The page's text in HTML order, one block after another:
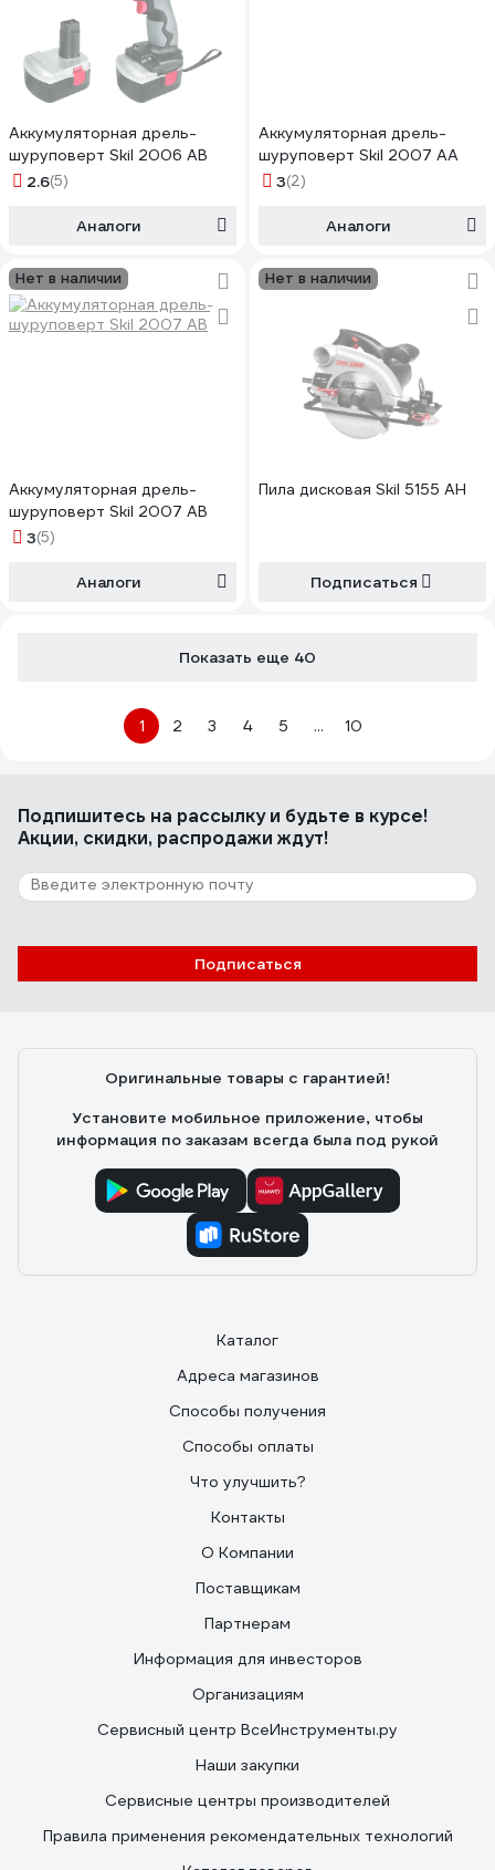
Аккумуляторная дрель-
шуруповерт Skil 2006 AB
2.6(5)
Аналоги
Аккумуляторная дрель-
шуруповерт Skil 2007 AA
3(2)
Аналоги
Нет в наличии
Аккумуляторная дрель-
шуруповерт Skil 2007 AB
3(5)
Аналоги
Нет в наличии
Пила дисковая Skil 5155 AH
Подписаться
Показать еще 40
1 2 3 4 5 ... 10
Подпишитесь на рассылкуи будьте в курсе!
Акции, скидки, распродажи ждут!
Подписаться
Оригинальные товары с гарантией!
Установите мобильное приложение, чтобы
информация по заказам всегда была под рукой
Каталог
Адреса магазинов
Способы получения
Способы оплаты
Что улучшить?
Контакты
О Компании
Поставщикам
Партнерам
Информация для инвесторов
Организациям
Сервисный центр ВсеИнструменты.ру
Наши закупки
Сервисные центры производителей
Правила применения рекомендательных технологий